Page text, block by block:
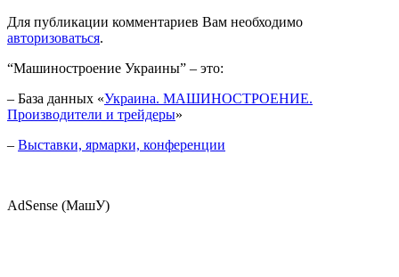
Для публикации комментариев Вам необходимо
авторизоваться.
“Машиностроение Украины” – это:
– База данных «Украина. МАШИНОСТРОЕНИЕ.
Производители и трейдеры»
– Выставки, ярмарки, конференции
AdSense (МашУ)